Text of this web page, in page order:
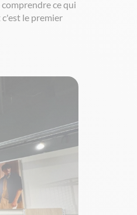
ce qui
le premier